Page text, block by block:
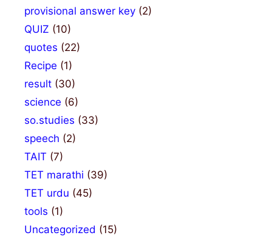
provisional answer key (2)
QUIZ (10)
quotes (22)
Recipe (1)
result (30)
science (6)
so.studies (33)
speech (2)
TAIT (7)
TET marathi (39)
TET urdu (45)
tools (1)
Uncategorized (15)